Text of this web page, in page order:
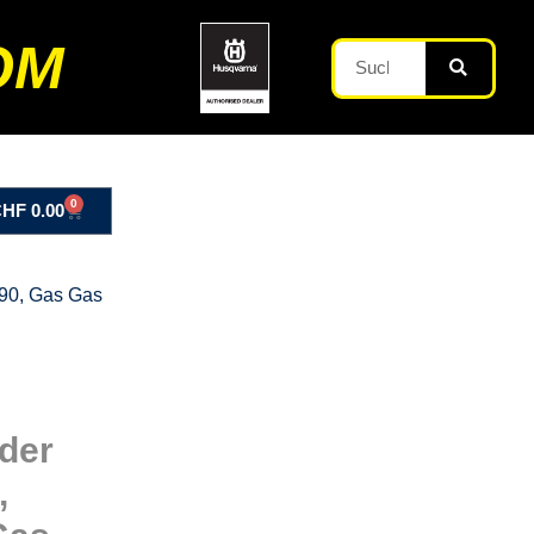
0.00 0
Gas Gas